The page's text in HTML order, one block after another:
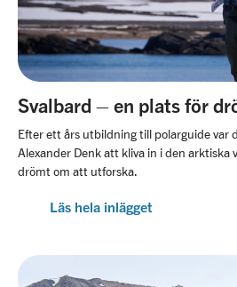
Svalbard – en plats för
Efter ett års utbildning till polarguide var
Alexander Denk att kliva in i den arktiska
drömt om att utforska.
Läs hela inlägget